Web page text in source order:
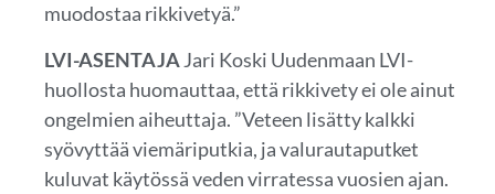
muodostaa rikkivetyä.”
LVI-ASENTAJAJari Koski Uudenmaan LVI-
huollosta huomauttaa, että rikkivety ei ole ainut
ongelmien aiheuttaja. ”Veteen lisätty kalkki
syövyttää viemäriputkia, ja valurautaputket
kuluvat käytössä veden virratessa vuosien ajan.